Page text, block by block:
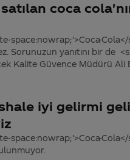
coca
space:nowrap;'>Coca-Cola</
Sorunuzun yanıtını bir de
Kalite Güvence Müdürü Ali
iyi gelirmi
space:nowrap;'>Coca-Cola</